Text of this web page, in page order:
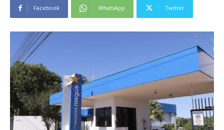
Facebook WhatsApp Twitter